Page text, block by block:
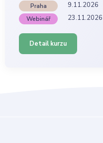
Praha
9.11.2026
Webinář 23.11.2026
Detail kurzu